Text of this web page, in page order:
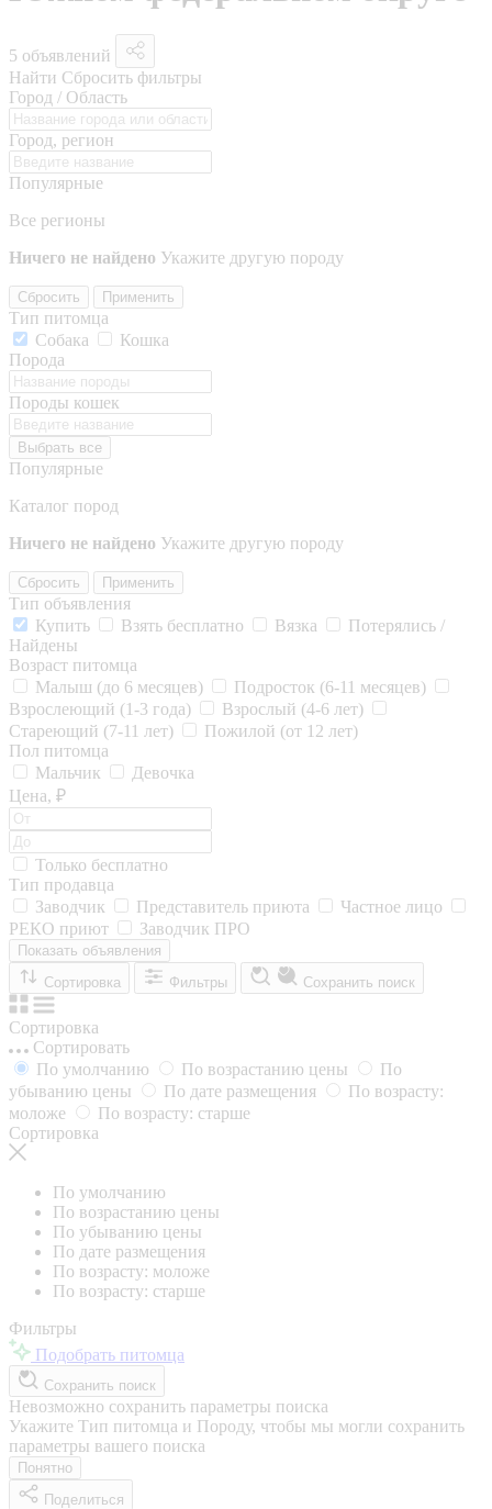
5 объявлений
Найти Сбросить фильтры
Город / Область
Город, регион
Популярные
Все регионы
Ничего не найдено Укажите другую породу
Сбросить Применить
Тип питомца
Собака
Кошка
Порода
Породы кошек
Выбрать все
Популярные
Каталог пород
Ничего не найдено Укажите другую породу
Сбросить Применить
Тип объявления
Купить
Взять бесплатно Вязка
Потерялись /
Найдены
Возраст питомца
Малыш (до 6 месяцев)
Подросток (6-11 месяцев)
Взрослеющий (1-3 года)
Взрослый (4-6 лет)
Стареющий (7-11 лет)
Пожилой (от 12 лет)
Пол питомца
Мальчик
Девочка
Цена, ₽
Только бесплатно
Тип продавца
Заводчик
Представитель приюта
Частное лицо
РЕКО приют
Заводчик ПРО
Показать объявления
Сортировка
Фильтры Сохранить поиск
Сортировка
Сортировать
По умолчанию
По возрастанию цены
По
убыванию цены
По дате размещения
По возрасту:
моложе
По возрасту: старше
Сортировка
По умолчанию
По возрастанию цены
По убыванию цены
По дате размещения
По возрасту: моложе
По возрасту: старше
Фильтры
Подобрать питомца
Сохранить поиск
Невозможно сохранить параметры поиска
Укажите Тип питомца и Породу, чтобы мы могли сохранить
параметры вашего поиска
Понятно
Поделиться